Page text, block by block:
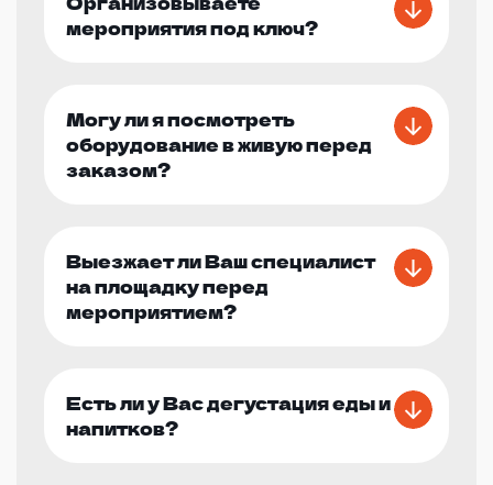
мероприятия под ключ?
Могу ли я посмотреть
оборудование в живую перед
заказом?
Выезжает ли Ваш специалист
на площадку перед
мероприятием?
Есть ли у Вас дегустация еды и
напитков?